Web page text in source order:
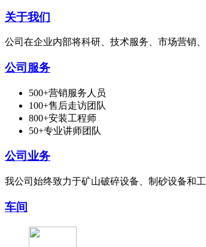
关于我们
公司在企业内部将科研、技术服务、市场营销
公司服务
500+营销服务人员
100+售后走访团队
800+安装工程师
50+专业讲师团队
公司业务
我公司始终致力于矿山破碎设备、制砂设备和
车间